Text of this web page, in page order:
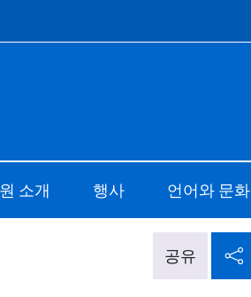
소개 행사 언어와 문화
공유